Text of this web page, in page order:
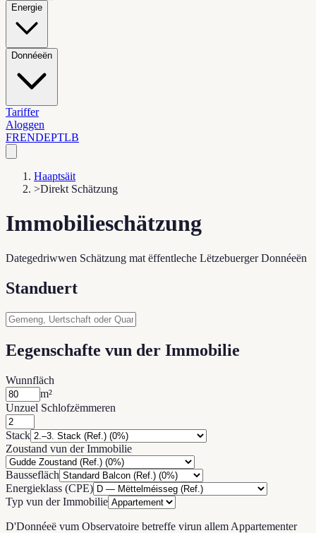
Energie
Donnéeën
Tariffer
Aloggen
FRENDEPTLB
Haaptsäit
>Direkt Schätzung
Immobilieschätzung
Dategedriwwen Schätzung mat ëffentleche Lëtzebuerger Donnéeën
Standuert
Eegenschafte vun der Immobilie
Wunnfläch
m²
Unzuel Schlofzëmmeren
Stack
Zoustand vun der Immobilie
Baussefläch
Energieklass (CPE)
Typ vun der Immobilie
D'Donnéeë vum Observatoire betreffe virun allem Appartementer